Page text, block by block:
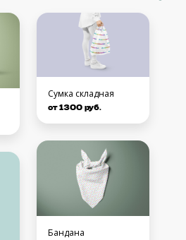
Сумка складная
от 1300 руб.
Бандана